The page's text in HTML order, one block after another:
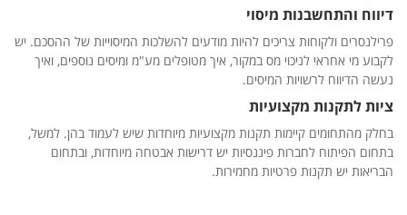
דיווח והתחשבנות מיסוי
פרילנסרים ולקוחות צריכים להיות מודעים להשלכות המיסוייות של ההסכם. יש
לקבוע מי אחראי לניכוי מס במקור, איך מטופלים מע"מ ומיסים נוספים, ואיך
נעשה הדיווח לרשויות המיסים.
ציות לתקנות מקצועיות
בחלק מהתחומים קיימות תקנות מקצועיות מיוחדות שיש לעמוד בהן. למשל,
בתחום הפיתוח לחברות פיננסיות יש דרישות אבטחה מיוחדות, ובתחום
הבריאות יש תקנות פרטיות מחמירות.